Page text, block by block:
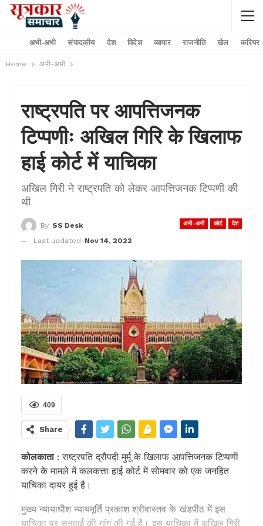
अभी-अभी संपादकीय देश विदेश व्यापार राजनीति खेल करियर
Home अभी-अभी
राष्ट्रपति पर आपत्तिजनक
टिप्पणीः अखिल गिरि के खिलाफ
हाई कोर्ट में याचिका
अखिल गिरी ने राष्ट्रपति को लेकर आपत्तिजनक टिप्पणी की
थी
अभी-अभी कोर्ट देश
By SS Desk
Last updated
Nov 14, 2022
409
Share
कोलकाता: राष्ट्रपति द्रौपदी मुर्मू के खिलाफ आपत्तिजनक टिप्पणी
करने के मामले में कलकत्ता हाई कोर्ट में सोमवार को एक जनहित
याचिका दायर हुई है।
मुख्य न्यायाधीश न्यायमूर्ति प्रकाश श्रीवास्तव के खंडपीठ में इस
याचिका पर सुनवाई की मांग की गई है। इस याचिका में अखिल गिरी